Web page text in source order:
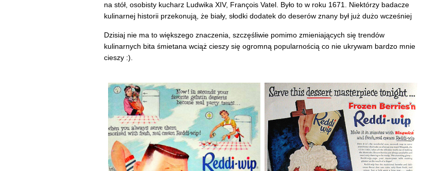
na stół, osobisty kucharz Ludwika XIV, François Vatel. Było to w roku 1671. Niektórzy badacze
kulinarnej historii przekonują, że biały, słodki dodatek do deserów znany był już dużo wcześniej
Dzisiaj nie ma to większego znaczenia, szczęśliwie pomimo zmieniających się trendów
kulinarnych bita śmietana wciąż cieszy się ogromną popularnością co nie ukrywam bardzo mnie
cieszy :).